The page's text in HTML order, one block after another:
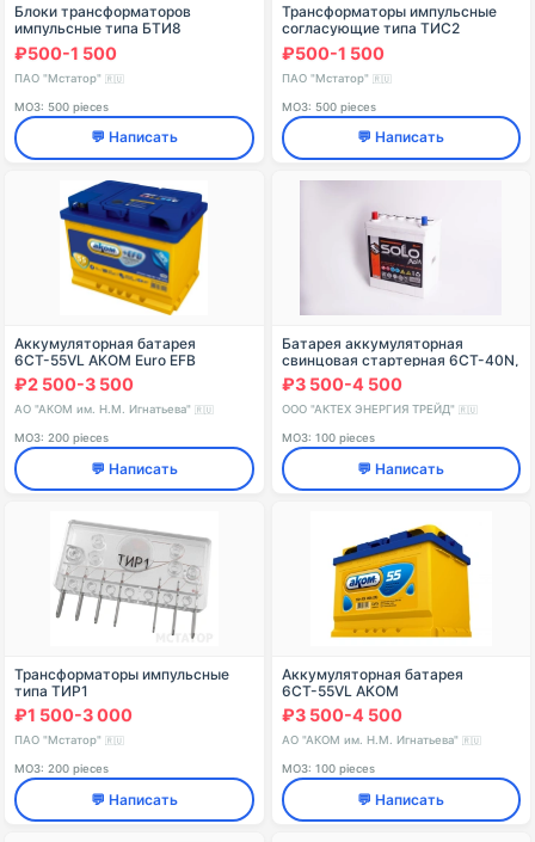
Блоки трансформаторов
импульсные типа БТИ8
₽500-1 500
ПАО "Мстатор" 🇷🇺
МОЗ: 500 pieces
💬 Написать
Трансформаторы импульсные
согласующие типа ТИС2
₽500-1 500
ПАО "Мстатор" 🇷🇺
МОЗ: 500 pieces
💬 Написать
Аккумуляторная батарея
6СТ-55VL АКОМ Euro EFB
₽2 500-3 500
АО "АКОМ им. Н.М. Игнатьева" 🇷🇺
МОЗ: 200 pieces
💬 Написать
Батарея аккумуляторная
свинцовая стартерная 6СТ-40N,
L, LY, VL
₽3 500-4 500
ООО "АКТЕХ ЭНЕРГИЯ ТРЕЙД" 🇷🇺
МОЗ: 100 pieces
💬 Написать
Трансформаторы импульсные
типа ТИР1
₽1 500-3 000
ПАО "Мстатор" 🇷🇺
МОЗ: 200 pieces
💬 Написать
Аккумуляторная батарея
6СТ-55VL АКОМ
₽3 500-4 500
АО "АКОМ им. Н.М. Игнатьева" 🇷🇺
МОЗ: 100 pieces
💬 Написать